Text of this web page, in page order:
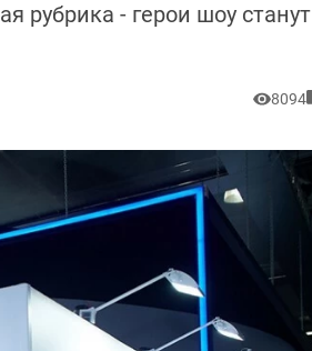
рубрика - герои шоу станут
8094